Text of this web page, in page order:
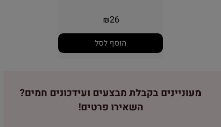
₪26
הוסף לסל
מעוניינים בקבלת מבצעים ועידכונים חמים?
השאירו פרטים!